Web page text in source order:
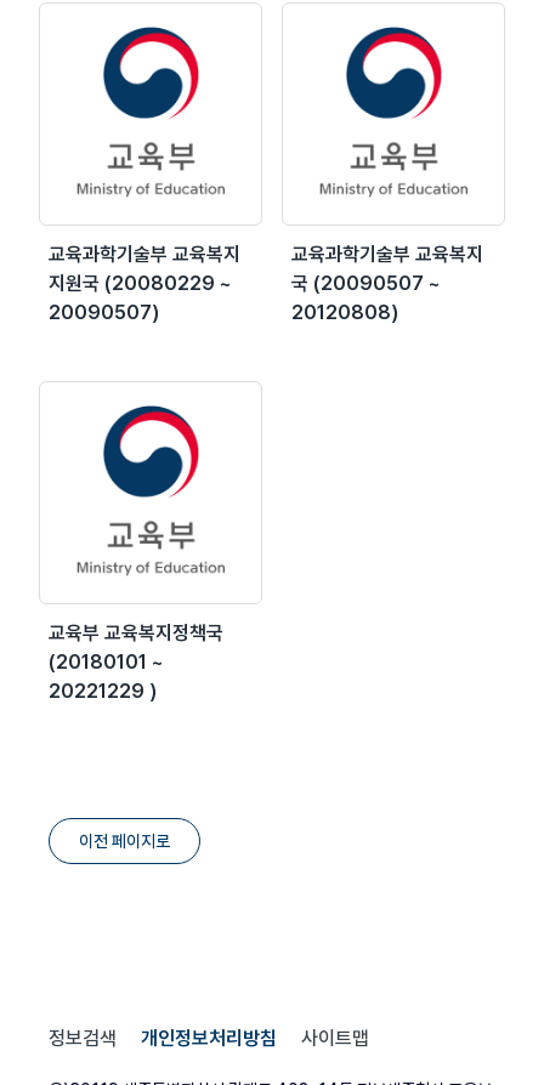
교육과학기술부 교육복지
지원국 (20080229 ~
20090507)
교육과학기술부 교육복지
국 (20090507 ~
20120808)
교육부 교육복지정책국
(20180101 ~
20221229 )
이전 페이지로
정보검색 개인정보처리방침 사이트맵